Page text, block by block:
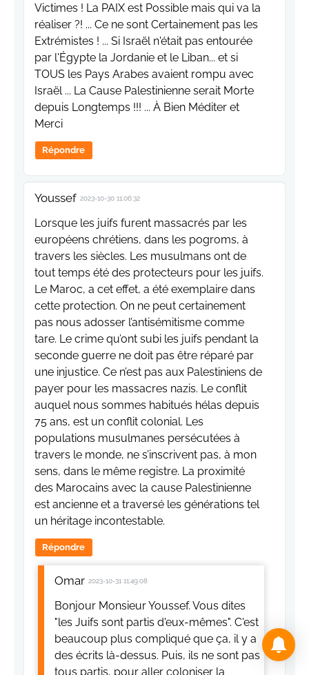
Victimes ! La PAIX est Possible mais qui va la
réaliser ?! ... Ce ne sont Certainement pas les
Extrémistes ! ... Si Israël n'était pas entourée
par l'Égypte la Jordanie et le Liban... et si
TOUS les Pays Arabes avaient rompu avec
Israël ... La Cause Palestinienne serait Morte
depuis Longtemps !!! ... À Bien Méditer et
Merci
Répondre
Youssef 2023-10-30 11:06:32
Lorsque les juifs furent massacrés par les
européens chrétiens, dans les pogroms, à
travers les siècles. Les musulmans ont de
tout temps été des protecteurs pour les juifs.
Le Maroc, a cet effet, a été exemplaire dans
cette protection. On ne peut certainement
pas nous adosser l’antisémitisme comme
tare. Le crime qu’ont subi les juifs pendant la
seconde guerre ne doit pas être réparé par
une injustice. Ce n’est pas aux Palestiniens de
payer pour les massacres nazis. Le conflit
auquel nous sommes habitués hélas depuis
75 ans, est un conflit colonial. Les
populations musulmanes persécutées à
travers le monde, ne s’inscrivent pas, à mon
sens, dans le même registre. La proximité
des Marocains avec la cause Palestinienne
est ancienne et a traversé les générations tel
un héritage incontestable.
Répondre
Omar 2023-10-31 11:49:08
Bonjour Monsieur Youssef. Vous dites
"les Juifs sont partis d'eux-mêmes". C'est
beaucoup plus compliqué que ça, il y a
des écrits là-dessus. Puis, ils ne sont pas
tous partis, pour aller coloniser la